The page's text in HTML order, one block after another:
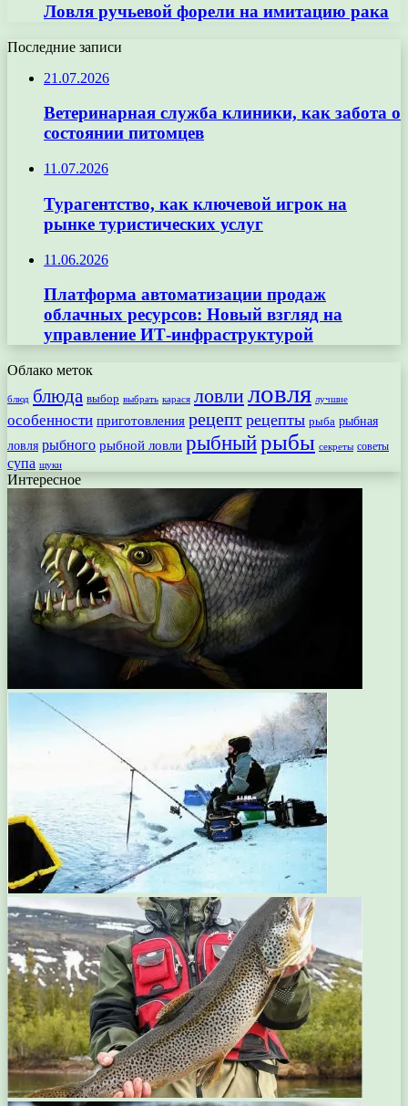
Ловля ручьевой форели на имитацию рака
Последние записи
21.07.2026
Ветеринарная служба клиники, как забота о
состоянии питомцев
11.07.2026
Турагентство, как ключевой игрок на
рынке туристических услуг
11.06.2026
Платформа автоматизации продаж
облачных ресурсов: Новый взгляд на
управление ИТ-инфраструктурой
Облако меток
блюд блюда выбор выбрать карася ловлиловля лучшие
особенности приготовления рецепт рецепты рыба рыбная
ловля рыбного рыбной ловли рыбныйрыбы секреты советы
супа щуки
Интересное